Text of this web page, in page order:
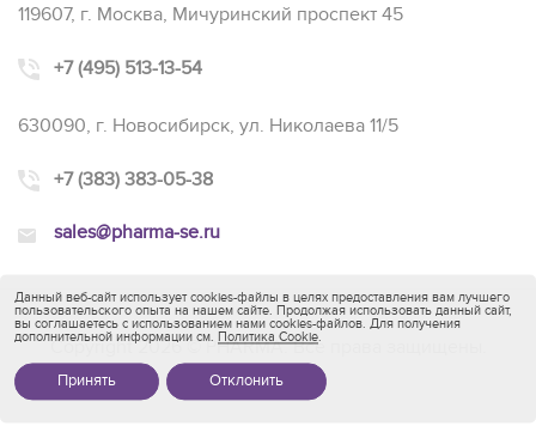
119607, г. Москва, Мичуринский проспект 45
+7 (495) 513-13-54
630090, г. Новосибирск, ул. Николаева 11/5
+7 (383) 383-05-38
sales@pharma-se.ru
Copyright 2026 © PHARMA. Все права защищены.
Данный веб-сайт использует cookies-файлы в целях предоставления вам лучшего
пользовательского опыта на нашем сайте. Продолжая использовать данный сайт,
вы соглашаетесь с использованием нами cookies-файлов. Для получения
дополнительной информации см. Политика Cookie.
Принять Отклонить